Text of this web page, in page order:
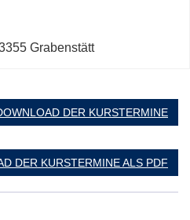
Grabenstätt
DER KURSTERMINE
DER KURSTERMINE ALS PDF